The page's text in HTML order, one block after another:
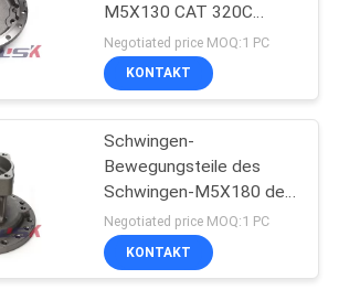
Engine Parts
160
M5X130 CAT 320C
Caterpiller
Negotiated price MOQ:1 PC
KONTAKT
Schwingen-
Bewegungsteile des
Schwingen-M5X180 des
Motordeckel-EC290
Volvo
Negotiated price MOQ:1 PC
KONTAKT